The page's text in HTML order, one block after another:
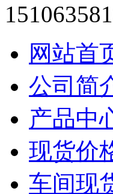
网站首
公司简
产品中
现货价
车间现